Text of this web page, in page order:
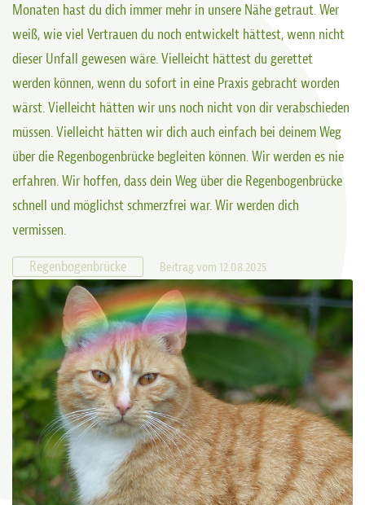
Monaten hast du dich immer mehr in unsere Nähe getraut. Wer
weiß, wie viel Vertrauen du noch entwickelt hättest, wenn nicht
dieser Unfall gewesen wäre. Vielleicht hättest du gerettet
werden können, wenn du sofort in eine Praxis gebracht worden
wärst. Vielleicht hätten wir uns noch nicht von dir verabschieden
müssen. Vielleicht hätten wir dich auch einfach bei deinem Weg
über die Regenbogenbrücke begleiten können. Wir werden es nie
erfahren. Wir hoffen, dass dein Weg über die Regenbogenbrücke
schnell und möglichst schmerzfrei war. Wir werden dich
vermissen.
Regenbogenbrücke
Beitrag vom 12.08.2025